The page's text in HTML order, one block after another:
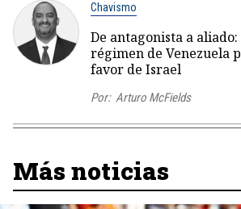
Chavismo
De antagonista a
régimen de Venezuela
favor de Israel
Por: Arturo McFields
Más noticias